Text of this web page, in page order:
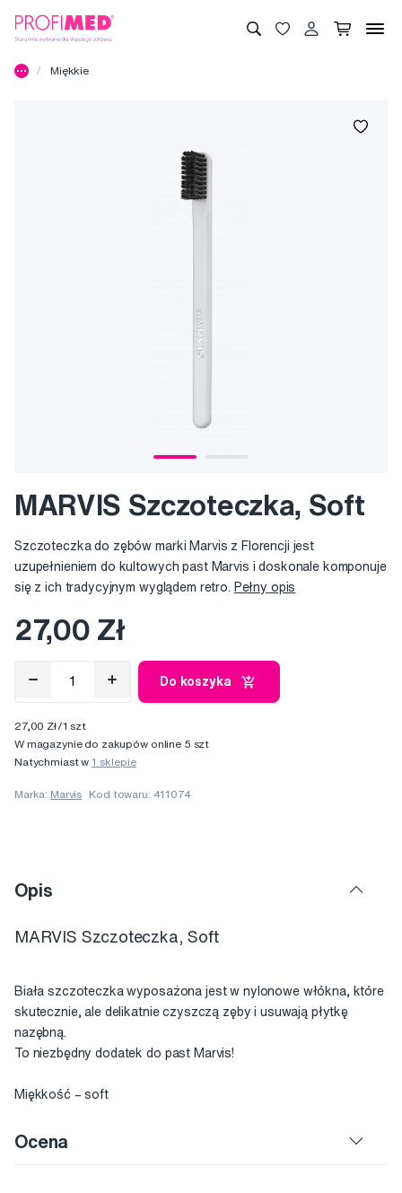
Miękkie
MARVIS Szczoteczka, Soft
Szczoteczka do zębów marki Marvis z Florencji jest
uzupełnieniem do kultowych past Marvis i doskonale komponuje
się z ich tradycyjnym wyglądem retro. Pełny opis
27,00 Zł
Do koszyka
27,00 Zł/1 szt
W magazynie do zakupów online 5 szt
Natychmiast w1 sklepie
Marka: Marvis Kod towaru: 411074
Opis
MARVIS Szczoteczka, Soft
Biała szczoteczka wyposażona jest w nylonowe włókna, które
skutecznie, ale delikatnie czyszczą zęby i usuwają płytkę
nazębną.
To niezbędny dodatek do past Marvis!
Miękkość – soft
Ocena